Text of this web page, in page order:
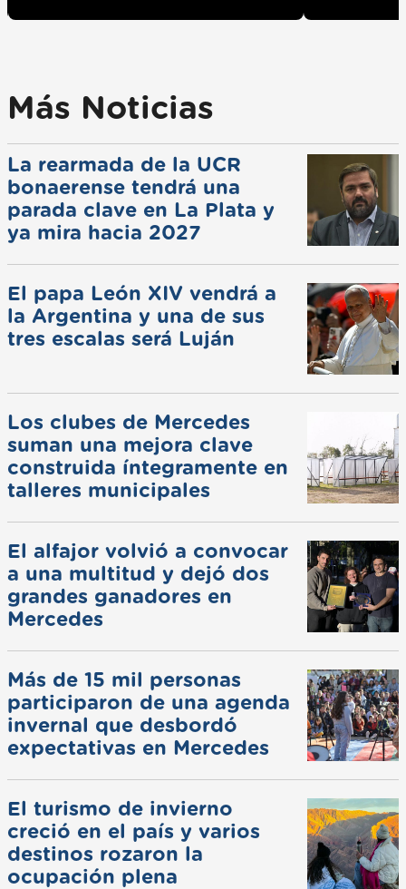
Más Noticias
La rearmada de la UCR
bonaerense tendrá una
parada clave en La Plata y
ya mira hacia 2027
El papa León XIV vendrá a
la Argentina y una de sus
tres escalas será Luján
Los clubes de Mercedes
suman una mejora clave
construida íntegramente en
talleres municipales
El alfajor volvió a convocar
a una multitud y dejó dos
grandes ganadores en
Mercedes
Más de 15 mil personas
participaron de una agenda
invernal que desbordó
expectativas en Mercedes
El turismo de invierno
creció en el país y varios
destinos rozaron la
ocupación plena